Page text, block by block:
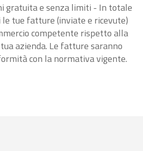
gratuita e senza limiti - In totale
tue fatture (inviate e ricevute)
competente rispetto alla
azienda. Le fatture saranno
con la normativa vigente.